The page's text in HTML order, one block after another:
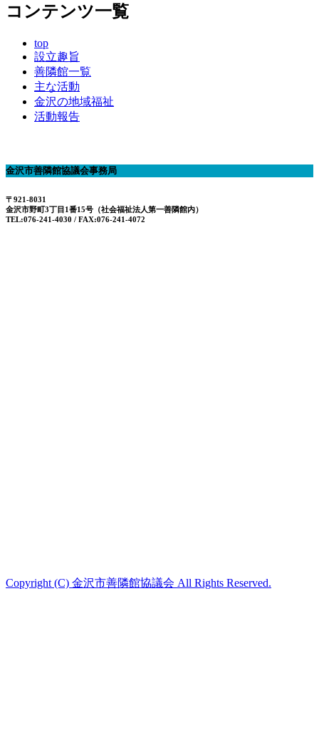
コンテンツ一覧
top
設立趣旨
善隣館一覧
主な活動
金沢の地域福祉
活動報告
金沢市善隣館協議会事務局
〒921-8031
金沢市野町3丁目1番15号（社会福祉法人第一善隣館内）
TEL:076-241-4030 / FAX:076-241-4072
Copyright (C) 金沢市善隣館協議会 All Rights Reserved.